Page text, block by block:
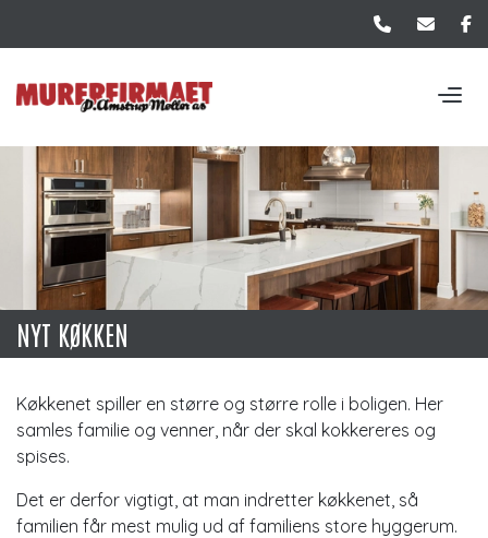
NYT KØKKEN
Køkkenet spiller en større og større rolle i boligen. Her
samles familie og venner, når der skal kokkereres og
spises.
Det er derfor vigtigt, at man indretter køkkenet, så
familien får mest mulig ud af familiens store hyggerum.